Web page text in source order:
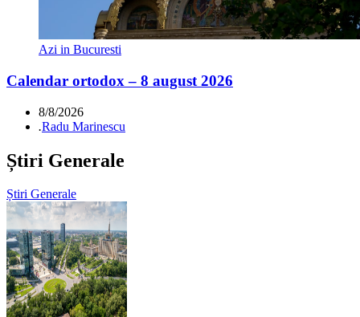
Azi in Bucuresti
Calendar ortodox – 8 august 2026
8/8/2026
.Radu Marinescu
Știri Generale
Știri Generale